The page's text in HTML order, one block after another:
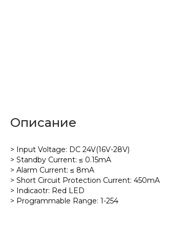
Описание
> Input Voltage: DC 24V(16V-28V)
> Standby Current: ≤ 0.15mA
> Alarm Current: ≤ 8mA
> Short Circuit Protection Current: 450mA
> Indicaotr: Red LED
> Programmable Range: 1-254